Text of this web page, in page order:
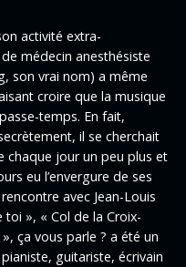
activité extra-
médecin anesthésiste
son vrai nom) a même
croire que la musique
temps. En fait,
il se cherchait
chaque jour un peu plus et
eu l’envergure de ses
avec Jean-Louis
», « Col de la Croix-
ça vous parle ? a été un
guitariste, écrivain